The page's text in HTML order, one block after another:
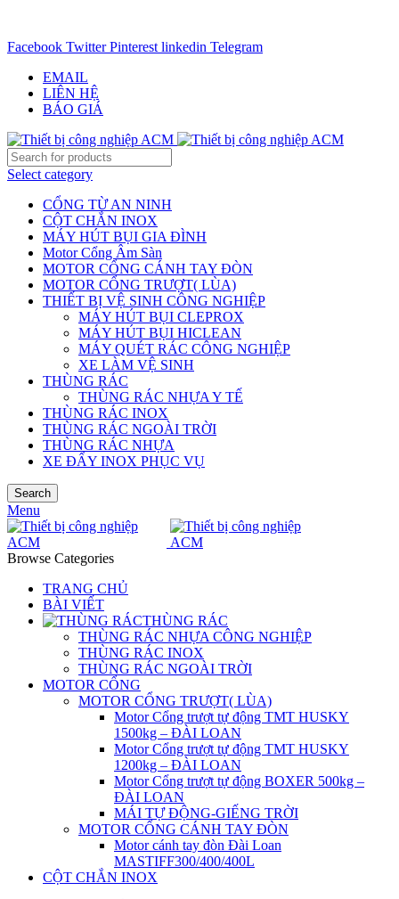
Facebook Twitter Pinterest linkedin Telegram
EMAIL
LIÊN HỆ
BÁO GIÁ
Select category
CỔNG TỪ AN NINH
CỘT CHẮN INOX
MÁY HÚT BỤI GIA ĐÌNH
Motor Cổng Âm Sàn
MOTOR CỔNG CÁNH TAY ĐÒN
MOTOR CỔNG TRƯỢT( LÙA)
THIẾT BỊ VỆ SINH CÔNG NGHIỆP
MÁY HÚT BỤI CLEPROX
MÁY HÚT BỤI HICLEAN
MÁY QUÉT RÁC CÔNG NGHIỆP
XE LÀM VỆ SINH
THÙNG RÁC
THÙNG RÁC NHỰA Y TẾ
THÙNG RÁC INOX
THÙNG RÁC NGOÀI TRỜI
THÙNG RÁC NHỰA
XE ĐẨY INOX PHỤC VỤ
Search
Menu
Browse Categories
TRANG CHỦ
BÀI VIẾT
THÙNG RÁC
THÙNG RÁC NHỰA CÔNG NGHIỆP
THÙNG RÁC INOX
THÙNG RÁC NGOÀI TRỜI
MOTOR CỔNG
MOTOR CỔNG TRƯỢT( LÙA)
Motor Cổng trượt tự động TMT HUSKY
1500kg – ĐÀI LOAN
Motor Cổng trượt tự động TMT HUSKY
1200kg – ĐÀI LOAN
Motor Cổng trượt tự động BOXER 500kg –
ĐÀI LOAN
MÁI TỰ ĐỘNG-GIẾNG TRỜI
MOTOR CỔNG CÁNH TAY ĐÒN
Motor cánh tay đòn Đài Loan
MASTIFF300/400/400L
CỘT CHẮN INOX